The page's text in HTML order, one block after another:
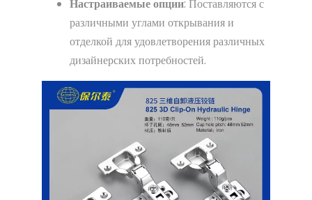
Настраиваемые опции: Поставляются с
различными углами открывания и
отделкой для удовлетворения различных
дизайнерских потребностей.